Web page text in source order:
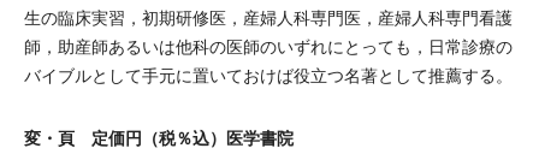
生の臨床実習，初期研修医，産婦人科専門医，産婦人科専門看護
師，助産師あるいは他科の医師のいずれにとっても，日常診療の
バイブルとして手元に置いておけば役立つ名著として推薦する。
変・頁 定価円（税％込）医学書院